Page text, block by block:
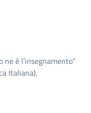
ne è l’insegnamento"
Italiana).